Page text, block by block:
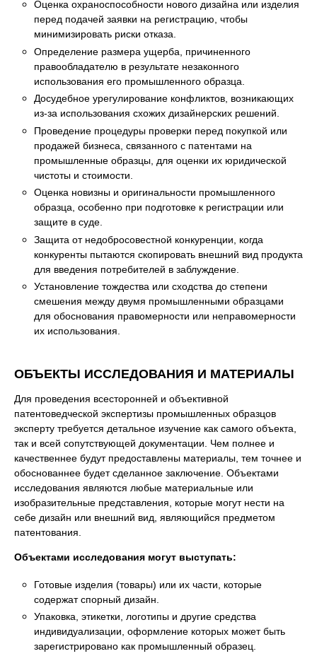
Оценка охраноспособности нового дизайна или изделия
перед подачей заявки на регистрацию, чтобы
минимизировать риски отказа.
Определение размера ущерба, причиненного
правообладателю в результате незаконного
использования его промышленного образца.
Досудебное урегулирование конфликтов, возникающих
из-за использования схожих дизайнерских решений.
Проведение процедуры проверки перед покупкой или
продажей бизнеса, связанного с патентами на
промышленные образцы, для оценки их юридической
чистоты и стоимости.
Оценка новизны и оригинальности промышленного
образца, особенно при подготовке к регистрации или
защите в суде.
Защита от недобросовестной конкуренции, когда
конкуренты пытаются скопировать внешний вид продукта
для введения потребителей в заблуждение.
Установление тождества или сходства до степени
смешения между двумя промышленными образцами
для обоснования правомерности или неправомерности
их использования.
ОБЪЕКТЫ ИССЛЕДОВАНИЯ И МАТЕРИАЛЫ
Для проведения всесторонней и объективной
патентоведческой экспертизы промышленных образцов
эксперту требуется детальное изучение как самого объекта,
так и всей сопутствующей документации. Чем полнее и
качественнее будут предоставлены материалы, тем точнее и
обоснованнее будет сделанное заключение. Объектами
исследования являются любые материальные или
изобразительные представления, которые могут нести на
себе дизайн или внешний вид, являющийся предметом
патентования.
Объектами исследования могут выступать:
Готовые изделия (товары) или их части, которые
содержат спорный дизайн.
Упаковка, этикетки, логотипы и другие средства
индивидуализации, оформление которых может быть
зарегистрировано как промышленный образец.